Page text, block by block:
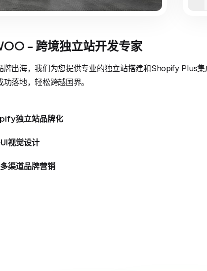
- 跨境独立站开发专家
牌出海，我们为您提供专业的独立站搭建和Shopify Plus
落地，轻松跨越国界。
独立站品牌化
视觉设计
渠道品牌营销